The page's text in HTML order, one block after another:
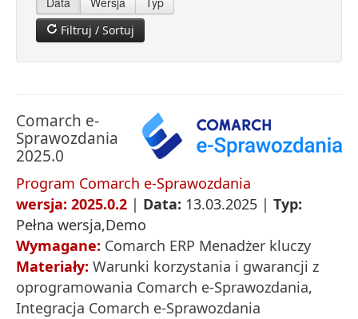
Filtruj / Sortuj
Comarch e-
Sprawozdania
2025.0
Program Comarch e-Sprawozdania
wersja: 2025.0.2 | Data: 13.03.2025 | Typ:
Pełna wersja,Demo
Wymagane: Comarch ERP Menadżer kluczy
Materiały: Warunki korzystania i gwarancji z
oprogramowania Comarch e-Sprawozdania,
Integracja Comarch e-Sprawozdania